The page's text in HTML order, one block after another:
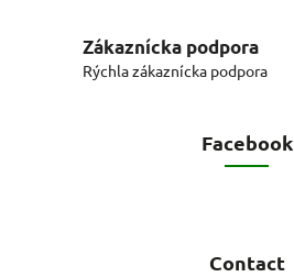
Zákaznícka podpora
Rýchla zákaznícka podpora
Facebook
Contact